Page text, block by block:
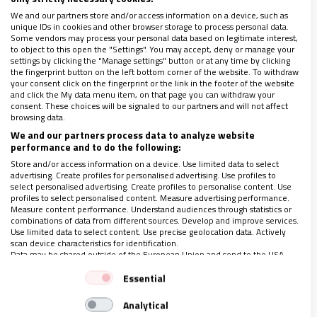
¿Puente o muro? ¿Incluyo o excluyo?
Silencio, oración y discernimiento.Si a la
sociedad se le pide mesura, la Iglesia tiene una
responsabilidad mayor: promover la cultura del
encuentro. No significa imponer un
pensamiento único, pero sí apostar por la
comunión en la diversidad, por integrar y no
separar. De lo contrario la fraternidad se reduce
a una pantomima.
Vida Nueva cree y vive este pluralismo eclesial.
Prueba de ello es que haciéndose eco de las
llamadas constantes a la incomprensión y a la
falta de empatía desde Cataluña,
We and our partners store and/or access information on a device, such as
unique IDs in cookies and other browser storage to process personal data.
Some vendors may process your personal data based on legitimate interest,
to object to this open the "Settings". You may accept, deny or manage your
settings by clicking the "Manage settings" button or at any time by clicking
the fingerprint button on the left bottom corner of the website. To withdraw
your consent click on the fingerprint or the link in the footer of the website
and click the My data menu item, on that page you can withdraw your
consent. These choices will be signaled to our partners and will not affect
browsing data.
We and our partners process data to analyze website
performance and to do the following:
Store and/or access information on a device. Use limited data to select
advertising. Create profiles for personalised advertising. Use profiles to
select personalised advertising. Create profiles to personalise content. Use
profiles to select personalised content. Measure advertising performance.
Measure content performance. Understand audiences through statistics or
combinations of data from different sources. Develop and improve services.
Use limited data to select content. Use precise geolocation data. Actively
scan device characteristics for identification.
Data may be shared outside of the European Union and send to the USA.
Your consent and the cookie policy applies solely to this website/app.
View Partner List (1 IAB Vendors)
We use your data for the following purposes:
Essential
Analytical